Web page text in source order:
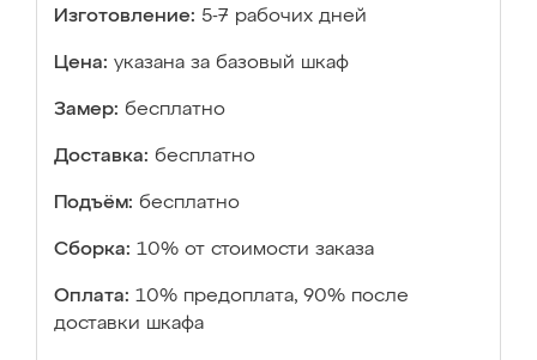
Изготовление: 5-7 рабочих дней
Цена: указана за базовый шкаф
Замер: бесплатно
Доставка: бесплатно
Подъём: бесплатно
Сборка: 10% от стоимости заказа
Оплата: 10% предоплата, 90% после
доставки шкафа